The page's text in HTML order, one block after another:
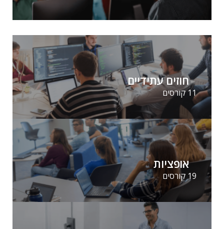
חוזים עתידיים
11 קורסים
אופציות
19 קורסים